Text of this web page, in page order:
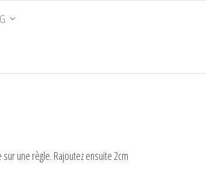
une règle. Rajoutez ensuite 2cm